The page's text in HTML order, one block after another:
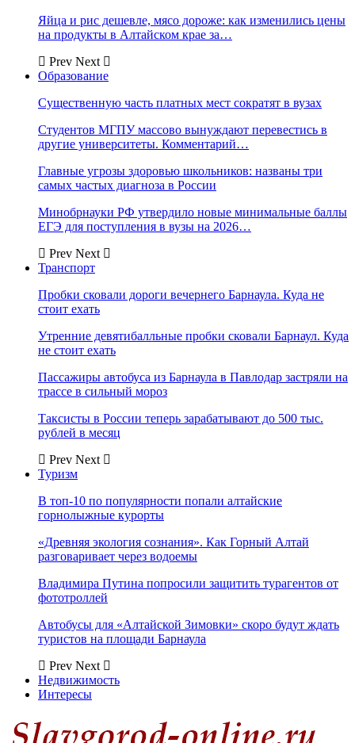
Яйца и рис дешевле, мясо дороже: как изменились цены
на продукты в Алтайском крае за…
Prev Next
Образование
Существенную часть платных мест сократят в вузах
Студентов МГПУ массово вынуждают перевестись в
другие университеты. Комментарий…
Главные угрозы здоровью школьников: названы три
самых частых диагноза в России
Минобрнауки РФ утвердило новые минимальные баллы
ЕГЭ для поступления в вузы на 2026…
Prev Next
Транспорт
Пробки сковали дороги вечернего Барнаула. Куда не
стоит ехать
Утренние девятибалльные пробки сковали Барнаул. Куда
не стоит ехать
Пассажиры автобуса из Барнаула в Павлодар застряли на
трассе в сильный мороз
Таксисты в России теперь зарабатывают до 500 тыс.
рублей в месяц
Prev Next
Туризм
В топ-10 по популярности попали алтайские
горнолыжные курорты
«Древняя экология сознания». Как Горный Алтай
разговаривает через водоемы
Владимира Путина попросили защитить турагентов от
фототроллей
Автобусы для «Алтайской Зимовки» скоро будут ждать
туристов на площади Барнаула
Prev Next
Недвижимость
Интересы